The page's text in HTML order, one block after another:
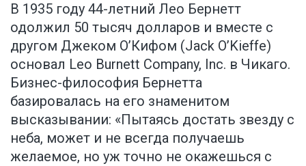
В 1935 году 44-летний Лео Бернетт
одолжил 50 тысяч долларов и вместе с
другом Джеком О’Кифом (Jack O’Kieffe)
основал Leo Burnett Company, Inc. в Чикаго.
Бизнес-философия Бернетта
базировалась на его знаменитом
высказывании: «Пытаясь достать звезду с
неба, может и не всегда получаешь
желаемое, но уж точно не окажешься с